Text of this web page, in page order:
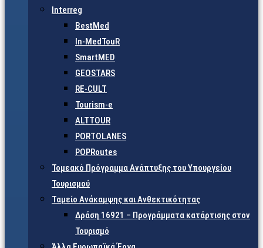
Interreg
BestMed
In-MedTouR
SmartMED
GEOSTARS
RE-CULT
Tourism-e
ALTTOUR
PORTOLANES
POPRoutes
Τομεακό Πρόγραμμα Ανάπτυξης του Υπουργείου
Τουρισμού
Ταμείο Ανάκαμψης και Ανθεκτικότητας
Δράση 16921 – Προγράμματα κατάρτισης στον
Τουρισμό